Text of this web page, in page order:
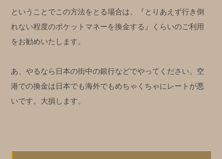
ということでこの方法をとる場合は、『とりあえず行き倒
れない程度のポケットマネーを換金する』くらいのご利用
をお勧めいたします。
あ、やるなら日本の街中の銀行などでやってください。空
港での換金は日本でも海外でもめちゃくちゃにレートが悪
いです。大損します。